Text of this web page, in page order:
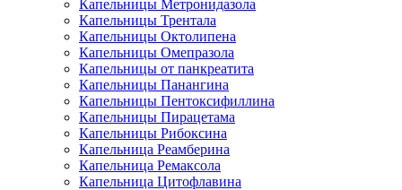
Капельницы Метронидазола
Капельницы Трентала
Капельницы Октолипена
Капельницы Омепразола
Капельницы от панкреатита
Капельницы Панангина
Капельницы Пентоксифиллина
Капельницы Пирацетама
Капельницы Рибоксина
Капельница Реамберина
Капельница Ремаксола
Капельница Цитофлавина